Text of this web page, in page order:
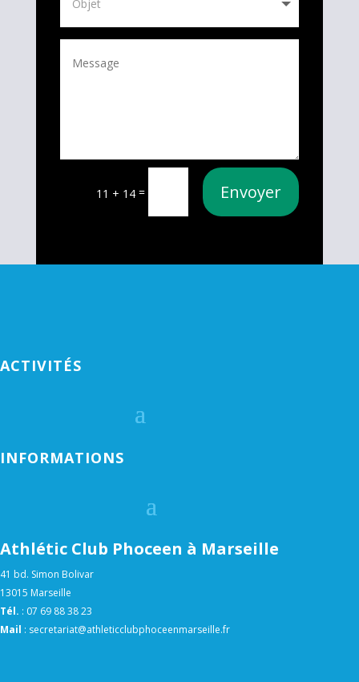
11 + 14 = Envoyer
ACTIVITÉS
INFORMATIONS
Athlétic Club Phoceen à Marseille
41 bd. Simon Bolivar
13015 Marseille
Tél. : 07 69 88 38 23
Mail : secretariat@athleticclubphoceenmarseille.fr